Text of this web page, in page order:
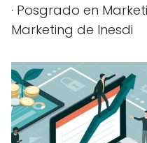
· Posgrado en
Marketing de Inesdi